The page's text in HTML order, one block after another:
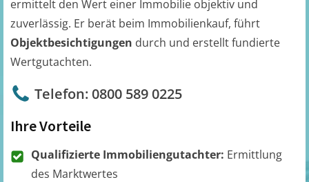
ermittelt den Wert einer Immobilie objektiv und
zuverlässig. Er berät beim Immobilienkauf, führt
Objektbesichtigungen durch und erstellt fundierte
Wertgutachten.
Telefon: 0800 589 0225
Ihre Vorteile
Qualifizierte Immobiliengutachter: Ermittlung
des Marktwertes